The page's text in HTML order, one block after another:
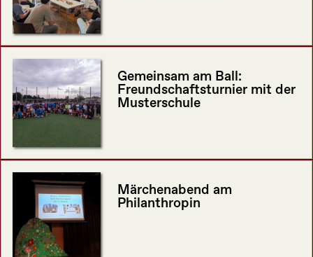
Gemeinsam am Ball:
Freundschaftsturnier mit der
Musterschule
Märchenabend am
Philanthropin